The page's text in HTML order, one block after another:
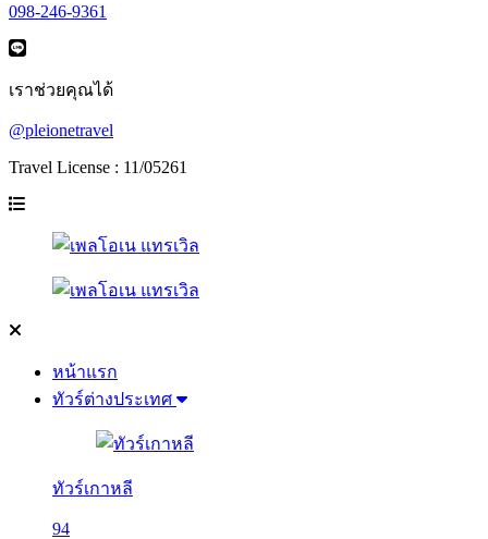
098-246-9361
เราช่วยคุณได้
@pleionetravel
Travel License : 11/05261
หน้าแรก
ทัวร์ต่างประเทศ
ทัวร์เกาหลี
94